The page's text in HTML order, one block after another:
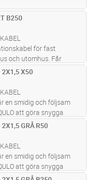
B250
för fast
och utomhus. Får
dock skall kabeln då
skydd mot mekaniska
skal
2X1,5 X50
en smidig och följsam
att göra snygga
isolerad, HFFR
avsedd för fast
i torra utrymmen,
2X1,5 GRÅ R50
en smidig och följsam
att göra snygga
isolerad, HFFR